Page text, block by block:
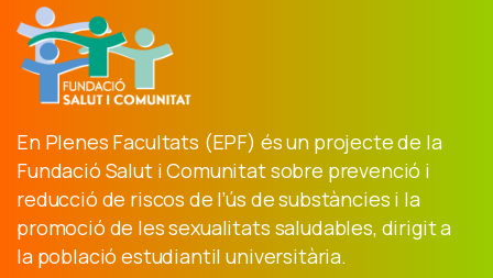
En Plenes Facultats (EPF) és un projecte de la
Fundació Salut i Comunitat sobre prevenció i
reducció de riscos de l’ús de substàncies i la
promoció de les sexualitats saludables, dirigit a
la població estudiantil universitària.